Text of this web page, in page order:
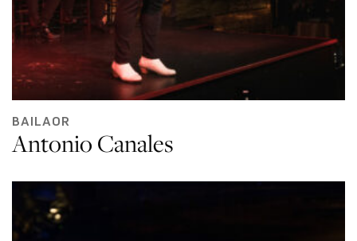
BAILAOR
Antonio Canales